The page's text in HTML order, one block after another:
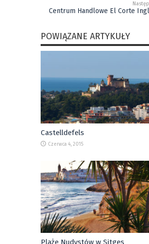
Centrum Handlowe El Corte
POWIĄZANE ARTYKUŁY
Castelldefels
Czerwca 4, 2015
Plaże Nudystów w Sitges